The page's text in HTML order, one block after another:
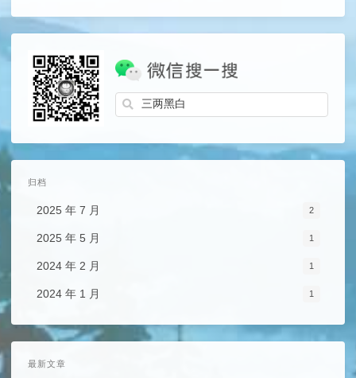
归档
2025 年 7 月 2
2025 年 5 月 1
2024 年 2 月 1
2024 年 1 月 1
最新文章